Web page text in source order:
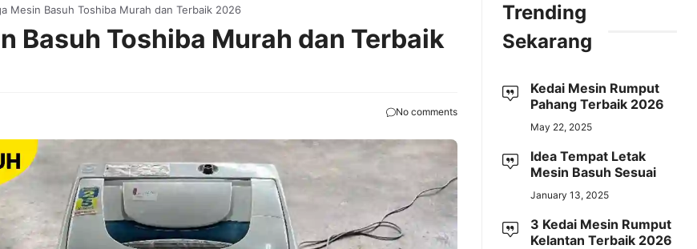
Mesin Basuh Toshiba Murah dan Terbaik 2026
Basuh Toshiba Murah dan Terbaik
No comments
Trending
Sekarang
Kedai Mesin Rumput
Pahang Terbaik 2026
May 22, 2025
Idea Tempat Letak
Mesin Basuh Sesuai
January 13, 2025
3 Kedai Mesin Rumput
Kelantan Terbaik 2026